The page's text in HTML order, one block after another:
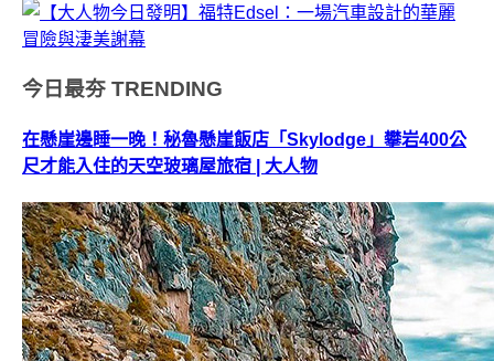
今日最夯 TRENDING
在懸崖邊睡一晚！秘魯懸崖飯店「Skylodge」攀岩400公
尺才能入住的天空玻璃屋旅宿 | 大人物